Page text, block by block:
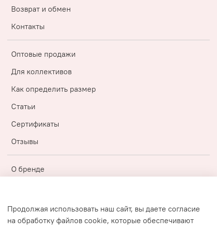
Возврат и обмен
Контакты
Оптовые продажи
Для коллективов
Как определить размер
Статьи
Сертификаты
Отзывы
О бренде
Публичная оферта
Продолжая использовать наш сайт, вы даете согласие
на обработку файлов cookie, которые обеспечивают